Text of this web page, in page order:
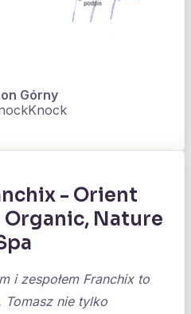
Górny
- Orient
Organic, Nature
i zespołem Franchix to
nie tylko